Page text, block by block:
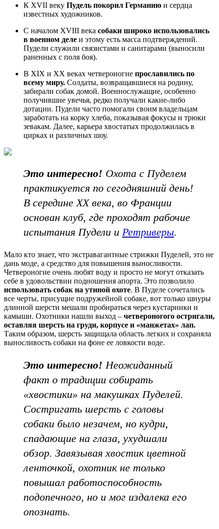
К XVII веку Пудель покорил Германию и сердца
известных художников.
С началом XVIII века собаки широко использовались
в военном деле и этому есть масса подтверждений.
Пудели служили связистами и санитарами (выносили
раненных с поля боя).
В XIX и XX веках четвероногие прославились по
всему миру. Солдаты, возвращавшиеся на родину,
забирали собак домой. Военнослужащие, особенно
получившие увечья, редко получали какие-либо
дотации. Пудели часто помогали своим владельцам
заработать на корку хлеба, показывая фокусы и трюки
зевакам. Далее, карьера хвостатых продолжилась в
цирках и различных шоу.
Это интересно! Охота с Пуделем
практикуется по сегодняшний день!
В середине XX века, во Франции
основан клуб, где проходят рабочие
испытания Пудели и Ретриверы.
Мало кто знает, что экстравагантные стрижки Пуделей, это не
дань моде, а средство для повышения выносливости.
Четвероногие очень любят воду и просто не могут отказать
себе в удовольствии подношения апорта. Это позволило
использовать собак на утиной охоте. В Пуделе сочетались
все черты, присущие подружейной собаке, вот только шнуры
длинной шерсти мешали пробираться через кустарники и
камыши. Охотники нашли выход – четвероногого остригали,
оставляя шерсть на груди, корпусе и «манжетах» лап.
Таким образом, шерсть защищала область легких и сохраняла
выносливость собаки на фоне ее ловкости воде.
Это интересно! Неожиданный
факт о традиции собирать
«хвостики» на макушках Пуделей.
Состригать шерсть с головы
собаки было незачем, но кудри,
спадающие на глаза, ухудшали
обзор. Завязывая хвостик цветной
ленточкой, охотник не только
повышал работоспособность
подопечного, но и мог издалека его
опознать.